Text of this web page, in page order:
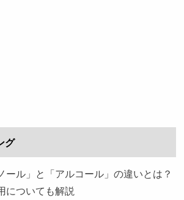
グ
ール」と「アルコール」の違いとは？
についても解説